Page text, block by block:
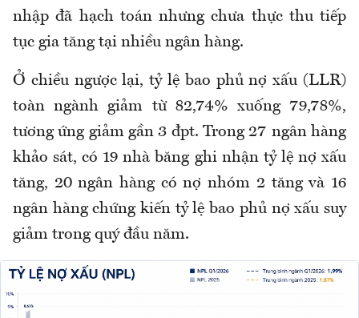
nhập đã hạch toán nhưng chưa thực thu tiếp
tục gia tăng tại nhiều ngân hàng.
Ở chiều ngược lại, tỷ lệ bao phủ nợ xấu (LLR)
toàn ngành giảm từ 82,74% xuống 79,78%,
tương ứng giảm gần 3 đpt. Trong 27 ngân hàng
khảo sát, có 19 nhà băng ghi nhận tỷ lệ nợ xấu
tăng, 20 ngân hàng có nợ nhóm 2 tăng và 16
ngân hàng chứng kiến tỷ lệ bao phủ nợ xấu suy
giảm trong quý đầu năm.